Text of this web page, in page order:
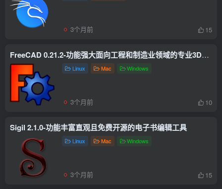
3个月前 15
FreeCAD 0.21.2-功能强大面向工程和制造业领域的专业3D建模软件
Linux Mac Windows
3个月前 10
Sigil 2.1.0-功能丰富直观且免费开源的电子书编辑工具
Linux Mac Windows
3个月前 15